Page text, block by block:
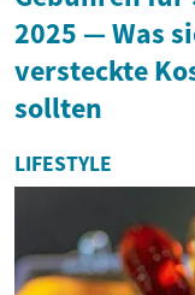
2025 — Was
versteckte
sollten
LIFESTYLE